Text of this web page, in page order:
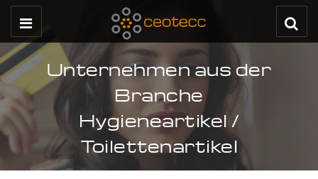
Unternehmen aus der
Branche
Hygieneartikel /
Toilettenartikel